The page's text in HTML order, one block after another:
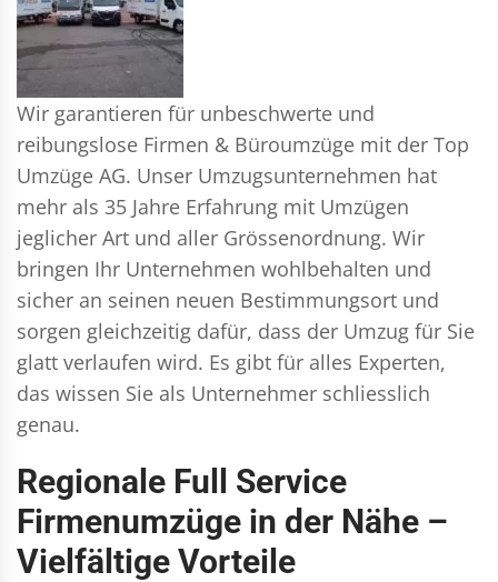
Wir garantieren für unbeschwerte und
reibungslose Firmen & Büroumzüge mit der Top
Umzüge AG. Unser Umzugsunternehmen hat
mehr als 35 Jahre Erfahrung mit Umzügen
jeglicher Art und aller Grössenordnung. Wir
bringen Ihr Unternehmen wohlbehalten und
sicher an seinen neuen Bestimmungsort und
sorgen gleichzeitig dafür, dass der Umzug für Sie
glatt verlaufen wird. Es gibt für alles Experten,
das wissen Sie als Unternehmer schliesslich
genau.
Regionale Full Service
Firmenumzüge in der Nähe –
Vielfältige Vorteile